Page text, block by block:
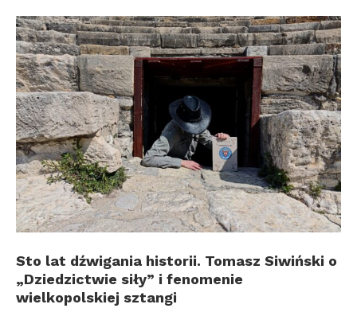
Sto lat dźwigania historii. Tomasz Siwiński o
„Dziedzictwie siły” i fenomenie
wielkopolskiej sztangi